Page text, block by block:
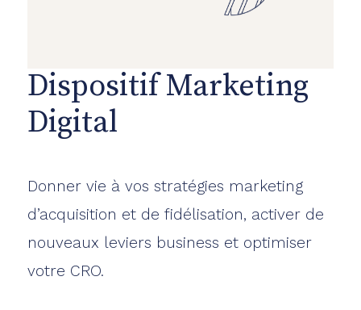
Dispositif Marketing
Digital
Donner vie à vos stratégies marketing
d’acquisition et de fidélisation, activer de
nouveaux leviers business et optimiser
votre CRO.